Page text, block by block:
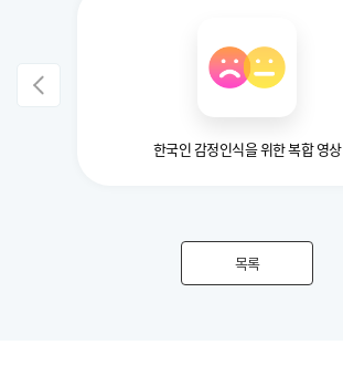
한국인 감정인식을 위한 복합 영상
목록